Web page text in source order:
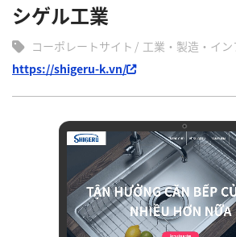
シゲル工業
コーポレートサイト
工業・製造・イ
https://shigeru-k.vn/